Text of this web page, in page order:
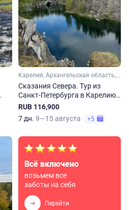
Карелия, Архангельская область, Ленинградская область, Арктика
Сказания Севера. Тур из
Санкт-Петербурга в Карелию
и Соловки
RUB 116,900
7 дн. 9—15 августа +5
Всё включено
возьмем все
заботы на себя
Перейти